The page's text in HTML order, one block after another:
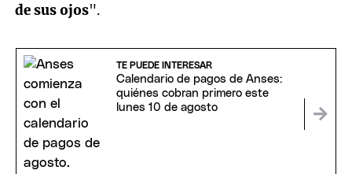
de sus ojos".
TE PUEDE INTERESAR
Calendario de pagos de Anses:
quiénes cobran primero este
lunes 10 de agosto